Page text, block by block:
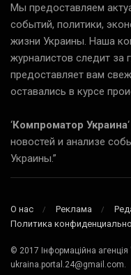
Мы предоставляем
событий, политики,
жизни Украины. Наша
журналистов следит за
предоставляет вам
оставались в курсе
‘Компроматор Украина
новостей и анализе
Украины.”
О нас Реклама
Политика
© 2017 Інформаційна
ukraina.portal.24@gmail.com.